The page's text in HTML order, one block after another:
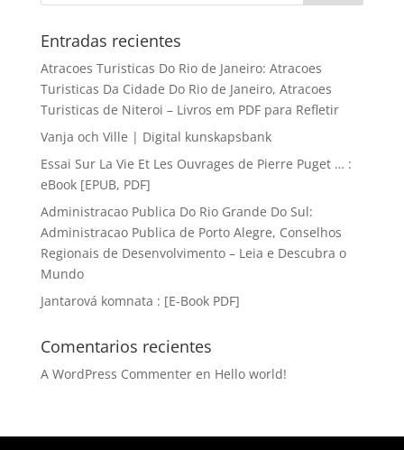
Entradas recientes
Atracoes Turisticas Do Rio de Janeiro: Atracoes
Turisticas Da Cidade Do Rio de Janeiro, Atracoes
Turisticas de Niteroi – Livros em PDF para Refletir
Vanja och Ville | Digital kunskapsbank
Essai Sur La Vie Et Les Ouvrages de Pierre Puget … :
eBook [EPUB, PDF]
Administracao Publica Do Rio Grande Do Sul:
Administracao Publica de Porto Alegre, Conselhos
Regionais de Desenvolvimento – Leia e Descubra o
Mundo
Jantarová komnata : [E-Book PDF]
Comentarios recientes
A WordPress Commenteren Hello world!